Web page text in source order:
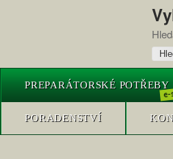
PREPARÁTORSKÉ POTŘEBY
PORADENSTVÍ